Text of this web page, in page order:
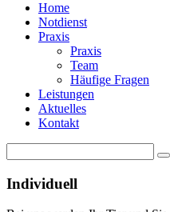
Home
Notdienst
Praxis
Praxis
Team
Häufige Fragen
Leistungen
Aktuelles
Kontakt
Individuell